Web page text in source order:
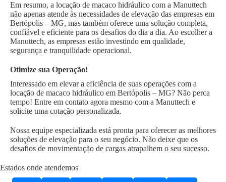
Em resumo, a locação de macaco hidráulico com a Manuttech
não apenas atende às necessidades de elevação das empresas em
Bertópolis – MG, mas também oferece uma solução completa,
confiável e eficiente para os desafios do dia a dia. Ao escolher a
Manuttech, as empresas estão investindo em qualidade,
segurança e tranquilidade operacional.
Otimize sua Operação!
Interessado em elevar a eficiência de suas operações com a
locação de macaco hidráulico em Bertópolis – MG? Não perca
tempo! Entre em contato agora mesmo com a Manuttech e
solicite uma cotação personalizada.
Nossa equipe especializada está pronta para oferecer as melhores
soluções de elevação para o seu negócio. Não deixe que os
desafios de movimentação de cargas atrapalhem o seu sucesso.
Estados onde atendemos